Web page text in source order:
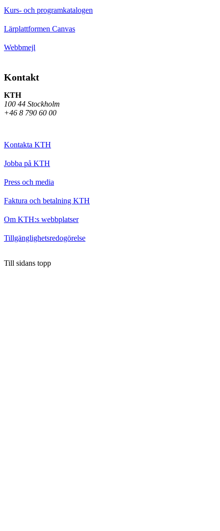
Kurs- och programkatalogen
Lärplattformen Canvas
Webbmejl
Kontakt
KTH
100 44 Stockholm
+46 8 790 60 00
Kontakta KTH
Jobba på KTH
Press och media
Faktura och betalning KTH
Om KTH:s webbplatser
Tillgänglighetsredogörelse
Till sidans topp